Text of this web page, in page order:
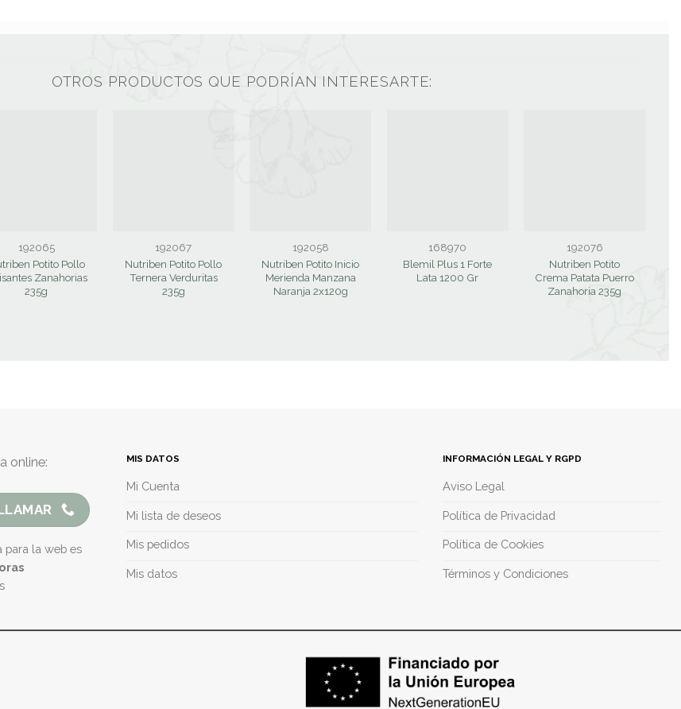
OTROS PRODUCTOS QUE PODRÍAN INTERESARTE:
192065
Potito Pollo
Zanahorias
235g
192067
Nutriben Potito Pollo
Ternera Verduritas
235g
192058
Nutriben Potito Inicio
Merienda Manzana
Naranja 2x120g
168970
Blemil Plus 1 Forte
Lata 1200 Gr
192076
Nutriben Potito
Crema Patata Puerro
Zanahoria 235g
online:
para la web es
MIS DATOS
Mi Cuenta
Mi lista de deseos
Mis pedidos
Mis datos
INFORMACIÓN LEGAL Y RGPD
Aviso Legal
Política de Privacidad
Política de Cookies
Términos y Condiciones